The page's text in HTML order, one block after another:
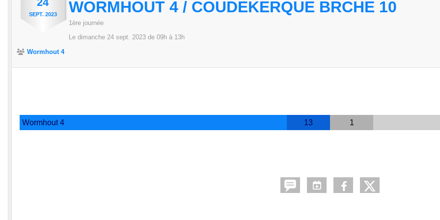
SEPT. 2023 WORMHOUT 4 / COUDEKERQUE BRCHE 10
1ère journée
Le dimanche 24 sept. 2023 de 09h à 13h
Wormhout 4
Wormhout 4 13 1